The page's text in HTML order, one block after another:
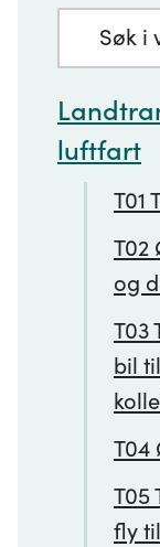
Søkefelt
luftfart
T01
T02
og
T03
bil
T04
T05
fly